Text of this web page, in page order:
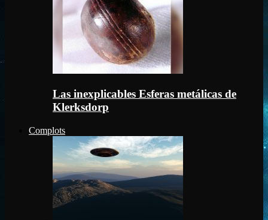
Las inexplicables Esferas metálicas de
Klerksdorp
Complots